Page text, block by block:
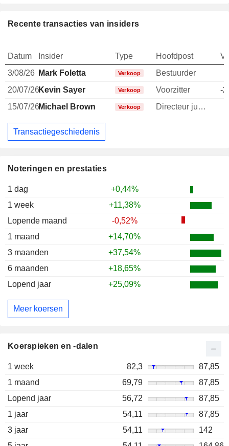
Noteringen en prestaties
1 dag
+0,44%
1 week
+11,38%
Lopende maand
-0,52%
1 maand
+14,70%
3 maanden
+37,54%
6 maanden
+18,65%
Lopend jaar
+25,09%
Meer koersen
Koerspieken en -dalen
1 week 82,3
87,85
1 maand
69,79
87,85
Lopend jaar
56,72
87,85
1 jaar
54,11
87,85
3 jaar
54,11
142
Recente transacties van insiders
Datum Insider Type Hoofdpost
3/08/26 Mark Foletta Verkoop Bestuurder
20/07/26Kevin Sayer Verkoop Voorzitter
-
15/07/26Michael Brown Verkoop Directeur juridische afdeling
Transactiegeschiedenis